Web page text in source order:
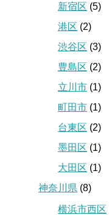
新宿区 (5)
港区 (2)
渋谷区 (3)
豊島区 (2)
立川市 (1)
町田市 (1)
台東区 (2)
墨田区 (1)
大田区 (1)
神奈川県 (8)
横浜市西区